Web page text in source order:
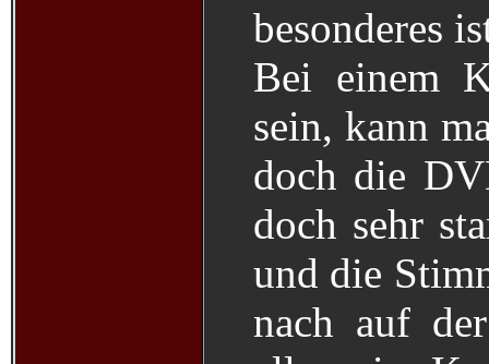
besonderes
Bei einem
sein, kann
doch die
doch sehr
und die
nach auf